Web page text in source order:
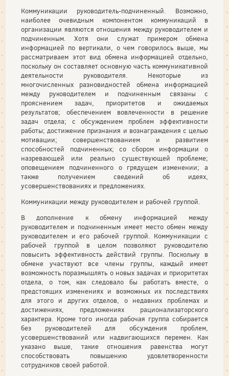
Коммуникации руководитель-подчиненный. Возможно,
наиболее очевидным компонентом коммуникаций в
организации являются отношения между руководителем и
подчиненным. Хотя они служат примером обмена
информацией по вертикали, о чем говорилось выше, мы
рассматриваем этот вид обмена информацией отдельно,
поскольку он составляет основную часть коммуникативной
деятельности руководителя. Некоторые из
многочисленных разновидностей обмена информацией
между руководителем и подчиненным связаны с
прояснением задач, приоритетов и ожидаемых
результатов; обеспечением вовлеченности в решение
задач отдела; с обсуждением проблем эффективности
работы; достижение признания и вознаграждения с целью
мотивации; совершенствованием и развитием
способностей подчиненных; со сбором информации о
назревающей или реально существующей проблеме;
оповещением подчиненного о грядущем изменении; а
также получением сведений об идеях,
усовершенствованиях и предложениях.
Коммуникации между руководителем и рабочей группой.
В дополнение к обмену информацией между
руководителем и подчиненным имеет место обмен между
руководителем и его рабочей группой. Коммуникации с
рабочей группой в целом позволяют руководителю
повысить эффективность действий группы. Поскольку в
обмене участвуют все члены группы, каждый имеет
возможность поразмышлять о новых задачах и приоритетах
отдела, о том, как следовало бы работать вместе, о
предстоящих изменениях и возможных их последствиях
для этого и других отделов, о недавних проблемах и
достижениях, предложениях рационализаторского
характера. Кроме того иногда рабочая группа собирается
без руководителей для обсуждения проблем,
усовершенствований или надвигающихся перемен. Как
указано выше, такие отношения равенства могут
способствовать повышению удовлетворенности
сотрудников своей работой.